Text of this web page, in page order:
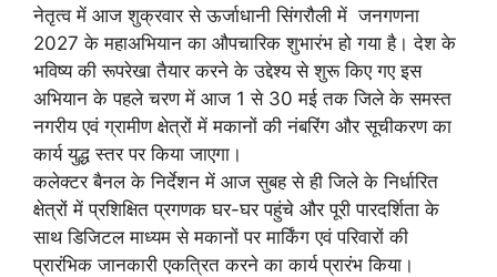
नेतृत्व में आज शुक्रवार से ऊर्जाधानी सिंगरौली में जनगणना
2027 के महाअभियान का औपचारिक शुभारंभ हो गया है। देश के
भविष्य की रूपरेखा तैयार करने के उद्देश्य से शुरू किए गए इस
अभियान के पहले चरण में आज 1 से 30 मई तक जिले के समस्त
नगरीय एवं ग्रामीण क्षेत्रों में मकानों की नंबरिंग और सूचीकरण का
कार्य युद्ध स्तर पर किया जाएगा।
कलेक्टर बैनल के निर्देशन में आज सुबह से ही जिले के निर्धारित
क्षेत्रों में प्रशिक्षित प्रगणक घर-घर पहुंचे और पूरी पारदर्शिता के
साथ डिजिटल माध्यम से मकानों पर मार्किंग एवं परिवारों की
प्रारंभिक जानकारी एकत्रित करने का कार्य प्रारंभ किया।